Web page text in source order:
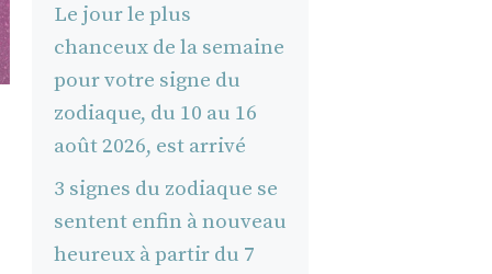
Le jour le plus
chanceux de la semaine
pour votre signe du
zodiaque, du 10 au 16
août 2026, est arrivé
3 signes du zodiaque se
sentent enfin à nouveau
heureux à partir du 7